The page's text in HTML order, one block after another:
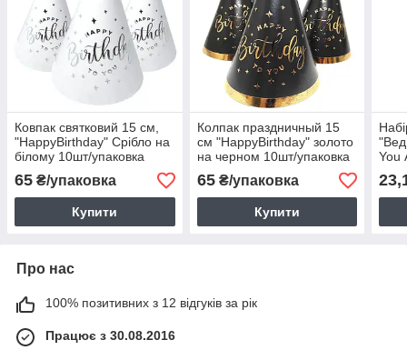
Ковпак святковий 15 см,
"HappyBirthday" Срібло на
білому 10шт/упаковка
65 ₴/упаковка
Купити
Колпак праздничный 15
см "HappyBirthday" золото
на черном 10шт/упаковка
65₴/упаковка
Купити
You
пач.
Про нас
100% позитивних з 12 відгуків за рік
Працює з 30.08.2016